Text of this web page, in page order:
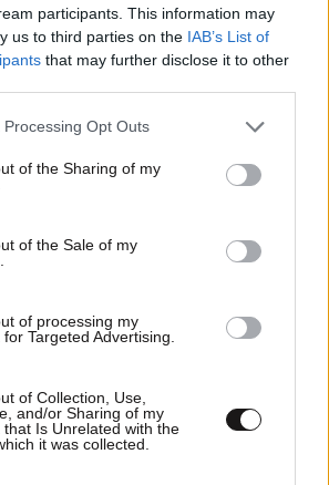
participants. This information may
us to third parties on the IAB’s List of
that may further disclose it to other
website/app uses one or more Google
or usage behaviour. You may click to
to Google and its third-party tags to
specified purposes in below Google
Opt Outs
of the Sharing of my
of the Sale of my
of processing my
Targeted Advertising.
of Collection, Use,
and/or Sharing of my
that Is Unrelated with the
it was collected.
07:49
07:55